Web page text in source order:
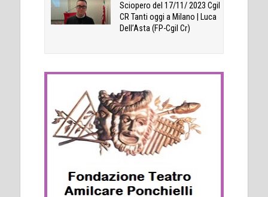
Sciopero del 17/11/ 2023 Cgil
CR Tanti oggi a Milano | Luca
Dell’Asta (FP-Cgil Cr)